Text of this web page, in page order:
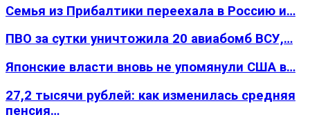
Семья из Прибалтики переехала в Россию и…
ПВО за сутки уничтожила 20 авиабомб ВСУ,…
Японские власти вновь не упомянули США в…
27,2 тысячи рублей: как изменилась средняя
пенсия…